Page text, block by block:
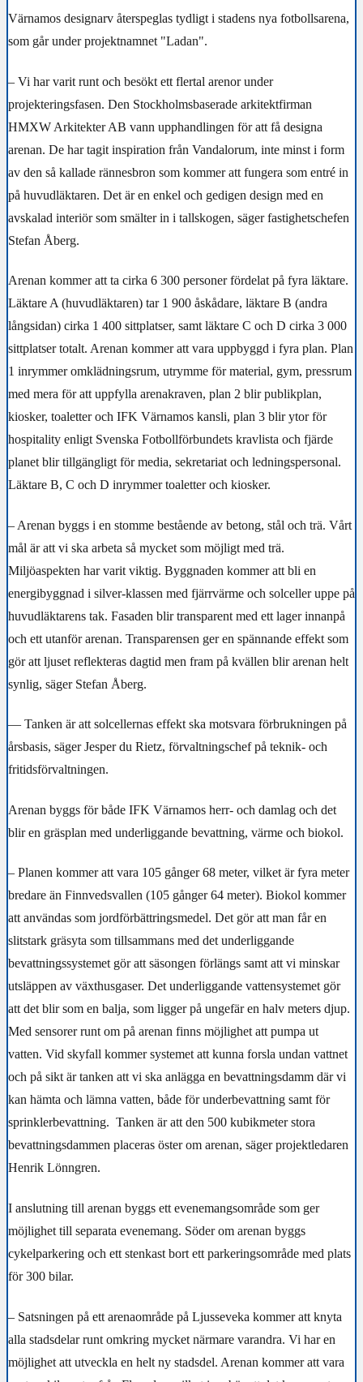
Värnamos designarv återspeglas tydligt i stadens nya fotbollsarena,
som går under projektnamnet "Ladan".
– Vi har varit runt och besökt ett flertal arenor under
projekteringsfasen. Den Stockholmsbaserade arkitektfirman
HMXW Arkitekter AB vann upphandlingen för att få designa
arenan. De har tagit inspiration från Vandalorum, inte minst i form
av den så kallade rännesbron som kommer att fungera som entré in
på huvudläktaren. Det är en enkel och gedigen design med en
avskalad interiör som smälter in i tallskogen, säger fastighetschefen
Stefan Åberg.
Arenan kommer att ta cirka 6 300 personer fördelat på fyra läktare.
Läktare A (huvudläktaren) tar 1 900 åskådare, läktare B (andra
långsidan) cirka 1 400 sittplatser, samt läktare C och D cirka 3 000
sittplatser totalt. Arenan kommer att vara uppbyggd i fyra plan. Plan
1 inrymmer omklädningsrum, utrymme för material, gym, pressrum
med mera för att uppfylla arenakraven, plan 2 blir publikplan,
kiosker, toaletter och IFK Värnamos kansli, plan 3 blir ytor för
hospitality enligt Svenska Fotbollförbundets kravlista och fjärde
planet blir tillgängligt för media, sekretariat och ledningspersonal.
Läktare B, C och D inrymmer toaletter och kiosker.
– Arenan byggs i en stomme bestående av betong, stål och trä. Vårt
mål är att vi ska arbeta så mycket som möjligt med trä.
Miljöaspekten har varit viktig. Byggnaden kommer att bli en
energibyggnad i silver-klassen med fjärrvärme och solceller uppe på
huvudläktarens tak. Fasaden blir transparent med ett lager innanpå
och ett utanför arenan. Transparensen ger en spännande effekt som
gör att ljuset reflekteras dagtid men fram på kvällen blir arenan helt
synlig, säger Stefan Åberg.
— Tanken är att solcellernas effekt ska motsvara förbrukningen på
årsbasis, säger Jesper du Rietz, förvaltningschef på teknik- och
fritidsförvaltningen.
Arenan byggs för både IFK Värnamos herr- och damlag och det
blir en gräsplan med underliggande bevattning, värme och biokol.
– Planen kommer att vara 105 gånger 68 meter, vilket är fyra meter
bredare än Finnvedsvallen (105 gånger 64 meter). Biokol kommer
att användas som jordförbättringsmedel. Det gör att man får en
slitstark gräsyta som tillsammans med det underliggande
bevattningssystemet gör att säsongen förlängs samt att vi minskar
utsläppen av växthusgaser. Det underliggande vattensystemet gör
att det blir som en balja, som ligger på ungefär en halv meters djup.
Med sensorer runt om på arenan finns möjlighet att pumpa ut
vatten. Vid skyfall kommer systemet att kunna forsla undan vattnet
och på sikt är tanken att vi ska anlägga en bevattningsdamm där vi
kan hämta och lämna vatten, både för underbevattning samt för
sprinklerbevattning. Tanken är att den 500 kubikmeter stora
bevattningsdammen placeras öster om arenan, säger projektledaren
Henrik Lönngren.
I anslutning till arenan byggs ett evenemangsområde som ger
möjlighet till separata evenemang. Söder om arenan byggs
cykelparkering och ett stenkast bort ett parkeringsområde med plats
för 300 bilar.
– Satsningen på ett arenaområde på Ljusseveka kommer att knyta
alla stadsdelar runt omkring mycket närmare varandra. Vi har en
möjlighet att utveckla en helt ny stadsdel. Arenan kommer att vara